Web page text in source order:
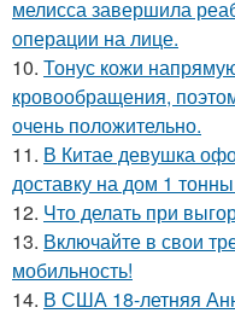
мелисса завершила
операции на лице.
10. Тонус кожи
кровообращения,
очень положительно.
11. В Китае девушка
доставку на дом 1
12. Что делать при
13. Включайте в свои
мобильность!
14. В США 18-летняя